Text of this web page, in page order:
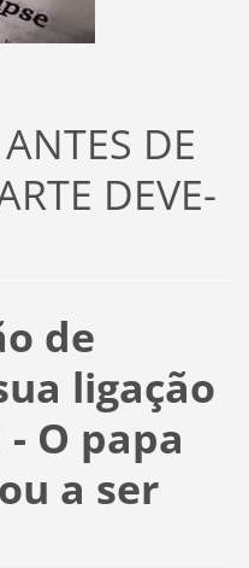
DE
DEVE-
de
ligação
- O papa
a ser